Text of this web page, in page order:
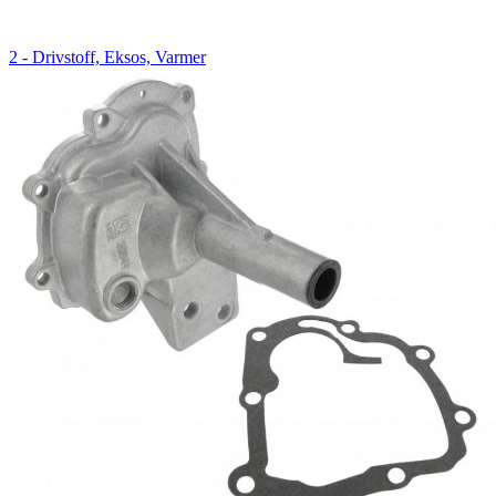
2 - Drivstoff, Eksos, Varmer